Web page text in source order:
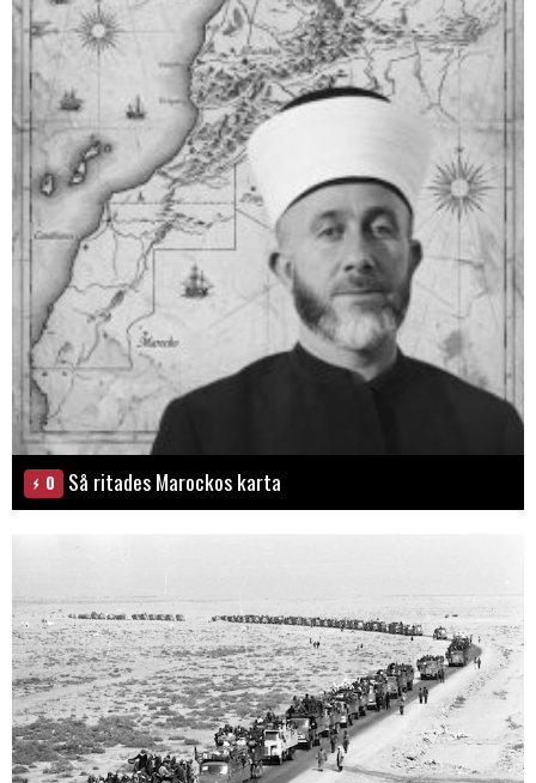
0 Så ritades Marockos karta